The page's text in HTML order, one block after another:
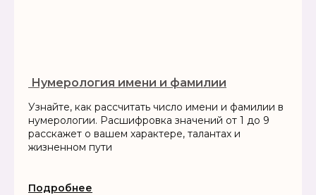
‍ Нумерология имени и фамилии
Узнайте, как рассчитать число имени и фамилии в
нумерологии. Расшифровка значений от 1 до 9
расскажет о вашем характере, талантах и
жизненном пути
Подробнее